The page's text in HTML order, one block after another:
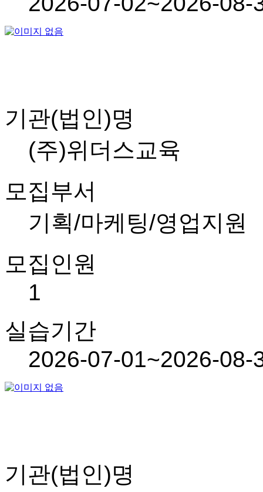
기관(법인)명
(주)위더스교육
모집부서
기획/마케팅/영업지원
모집인원
1
실습기간
2026-07-01~2026-08-
기관(법인)명